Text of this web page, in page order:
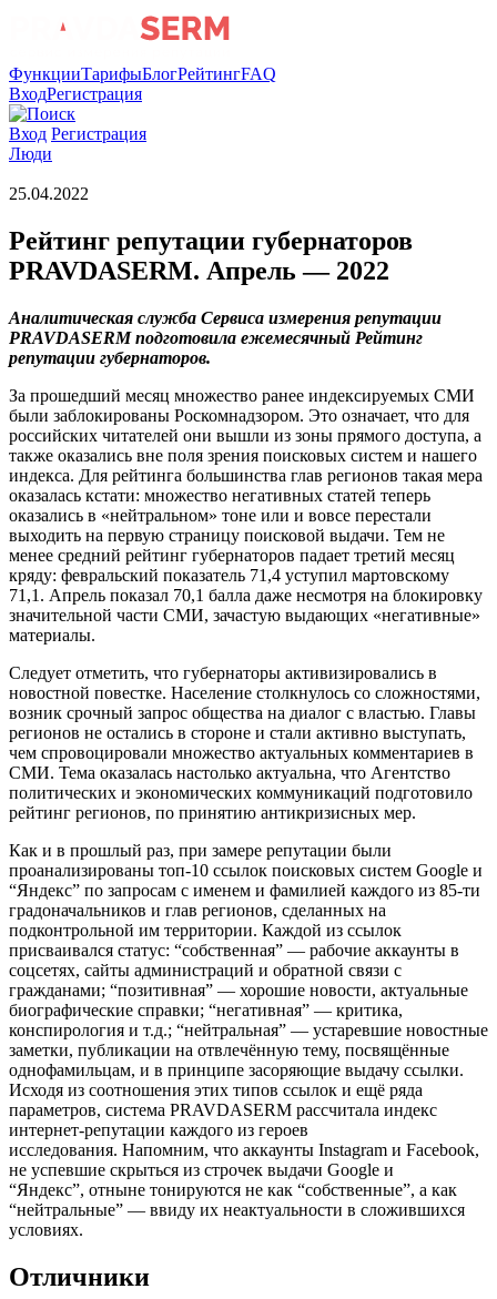
ФункцииТарифыБлогРейтингFAQ
ВходРегистрация
Вход Регистрация
Люди
25.04.2022
Рейтинг репутации губернаторов
PRAVDASERM. Апрель — 2022
Аналитическая служба Сервиса измерения репутации
PRAVDASERM подготовила ежемесячный Рейтинг
репутации губернаторов.
За прошедший месяц множество ранее индексируемых СМИ
были заблокированы Роскомнадзором. Это означает, что для
российских читателей они вышли из зоны прямого доступа, а
также оказались вне поля зрения поисковых систем и нашего
индекса. Для рейтинга большинства глав регионов такая мера
оказалась кстати: множество негативных статей теперь
оказались в «нейтральном» тоне или и вовсе перестали
выходить на первую страницу поисковой выдачи. Тем не
менее средний рейтинг губернаторов падает третий месяц
кряду: февральский показатель 71,4 уступил мартовскому
71,1. Апрель показал 70,1 балла даже несмотря на блокировку
значительной части СМИ, зачастую выдающих «негативные»
материалы.
Следует отметить, что губернаторы активизировались в
новостной повестке. Население столкнулось со сложностями,
возник срочный запрос общества на диалог с властью. Главы
регионов не остались в стороне и стали активно выступать,
чем спровоцировали множество актуальных комментариев в
СМИ. Тема оказалась настолько актуальна, что Агентство
политических и экономических коммуникаций подготовило
рейтинг регионов, по принятию антикризисных мер.
Как и в прошлый раз, при замере репутации были
проанализированы топ-10 ссылок поисковых систем Google и
“Яндекс” по запросам с именем и фамилией каждого из 85-ти
градоначальников и глав регионов, сделанных на
подконтрольной им территории. Каждой из ссылок
присваивался статус: “собственная” — рабочие аккаунты в
соцсетях, сайты администраций и обратной связи с
гражданами; “позитивная” — хорошие новости, актуальные
биографические справки; “негативная” — критика,
конспирология и т.д.; “нейтральная” — устаревшие новостные
заметки, публикации на отвлечённую тему, посвящённые
однофамильцам, и в принципе засоряющие выдачу ссылки.
Исходя из соотношения этих типов ссылок и ещё ряда
параметров, система PRAVDASERM рассчитала индекс
интернет-репутации каждого из героев
исследования. Напомним, что аккаунты Instagram и Facebook,
не успевшие скрыться из строчек выдачи Google и
“Яндекс”, отныне тонируются не как “собственные”, а как
“нейтральные” — ввиду их неактуальности в сложившихся
условиях.
Отличники